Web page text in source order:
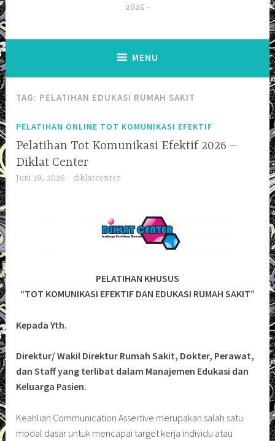
2026
MENU
TAG: PELATIHAN EDUKASI RUMAH SAKIT
PELATIHAN ONLINE TOT KOMUNIKASI EFEKTIF
Pelatihan Tot Komunikasi Efektif 2026 –
Diklat Center
Juni 19, 2026 diklatcenter
PELATIHAN KHUSUS
“TOT KOMUNIKASI EFEKTIF DAN EDUKASI RUMAH SAKIT”
Kepada Yth.
Direktur/ Wakil Direktur Rumah Sakit, Dokter, Perawat,
dan Staff yang terlibat dalam Manajemen Edukasi dan
Keluarga Pasien.
Keahlian Communication Assertive merupakan salah satu
modal dasar untuk mencapai target kerja individu atau